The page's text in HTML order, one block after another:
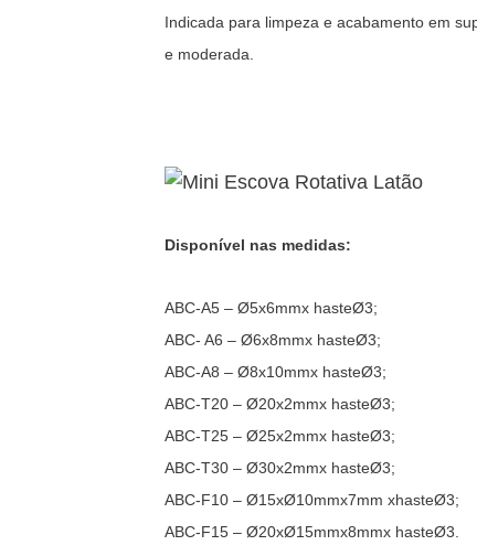
Indicada para limpeza e acabamento em
e moderada.
Disponível nas medidas:
ABC-A5 – Ø5x6mmx hasteØ3;
ABC- A6 – Ø6x8mmx hasteØ3;
ABC-A8 – Ø8x10mmx hasteØ3;
ABC-T20 – Ø20x2mmx hasteØ3;
ABC-T25 – Ø25x2mmx hasteØ3;
ABC-T30 – Ø30x2mmx hasteØ3;
ABC-F10 – Ø15xØ10mmx7mm xhasteØ3;
ABC-F15 – Ø20xØ15mmx8mmx hasteØ3.